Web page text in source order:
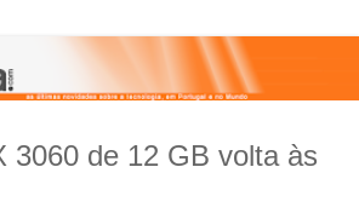
3060 de 12 GB volta às